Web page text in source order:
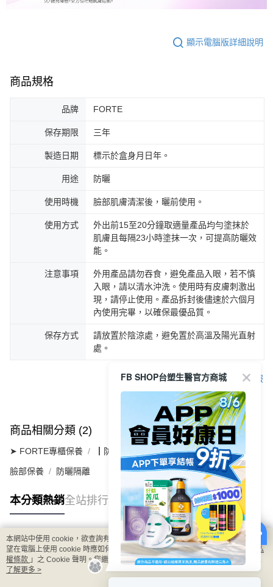
顯示電腦版詳細說明
商品規格
品牌 FORTE
保存期限 三年
製造日期 標示於盒身月日年。
用途 防曬
使用時機 臉部肌膚清潔後，曬前使用。
使用方式
外出前15至20分鐘取適量產品均勻塗抹於
肌膚且每隔23小時塗抹一次，可提高防曬效
能。
注意事項
外用產品請勿吞食，避免產品入眼，若不慎
入眼，請以清水沖洗。使用時有皮膚刺激出
現，請停止使用。產品拆封後儘速於六個月
內使用完畢，以確保最優品質。
保存方式
請放置於陰涼處，避免置於高溫及陽光直射
處。
客服
商品相關分類 (2)
➤ FORTE專櫃保養 ┃防曬彩妝系列
臉部保養 防曬隔離
本分類熱銷全站排行
熱門標籤
本網站中使用 cookie，欲查詢有關本網站使用 cookie 方式之詳情，及若您不希
望在電腦上使用 cookie 時應如何變更電腦的 cookie 設定，請參閱本網站「
隱私
權條款 」之 Cookie 聲明。您繼續使用本網站即表示您同意本公司得按本網站使
用條款之 Cookie 聲明使用 cookie。
了解更多 >
FB SHOP台塑生醫官方商城
8/6 APP結帳享9折 & 滿千贈限量